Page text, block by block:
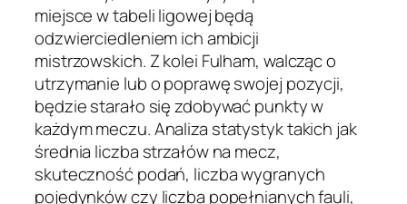
miejsce w tabeli ligowej będą
odzwierciedleniem ich ambicji
mistrzowskich. Z kolei Fulham, walcząc o
utrzymanie lub o poprawę swojej pozycji,
będzie starało się zdobywać punkty w
każdym meczu. Analiza statystyk takich jak
średnia liczba strzałów na mecz,
skuteczność podań, liczba wygranych
pojedynków czy liczba popełnianych fauli,